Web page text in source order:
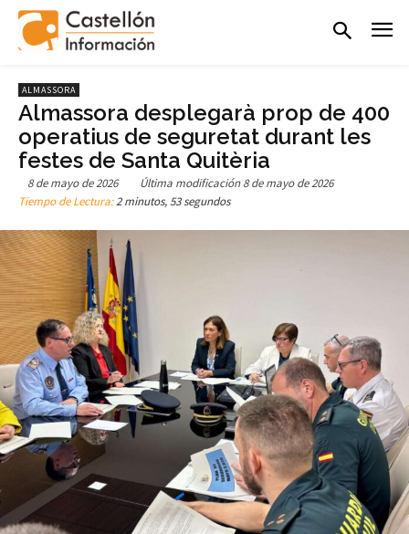
ALMASSORA
Almassora desplegarà prop de 400
operatius de seguretat durant les
festes de Santa Quitèria
8 de mayo de 2026 Última modificación 8 de mayo de 2026
Tiempo de Lectura:2 minutos, 53 segundos